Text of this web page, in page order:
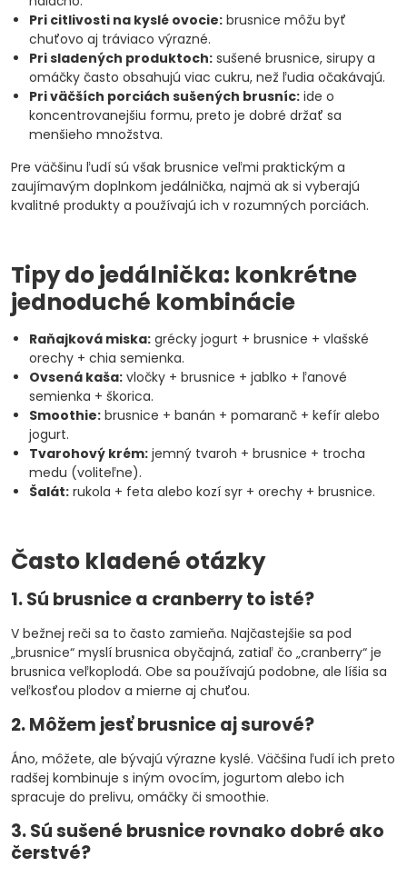
Pri citlivosti na kyslé ovocie: brusnice môžu byť
chuťovo aj tráviaco výrazné.
Pri sladených produktoch: sušené brusnice, sirupy a
omáčky často obsahujú viac cukru, než ľudia očakávajú.
Pri väčších porciách sušených brusníc: ide o
koncentrovanejšiu formu, preto je dobré držať sa
menšieho množstva.
Pre väčšinu ľudí sú však brusnice veľmi praktickým a
zaujímavým doplnkom jedálnička, najmä ak si vyberajú
kvalitné produkty a používajú ich v rozumných porciách.
Tipy do jedálnička: konkrétne
jednoduché kombinácie
Raňajková miska: grécky jogurt + brusnice + vlašské
orechy + chia semienka.
Ovsená kaša: vločky + brusnice + jablko + ľanové
semienka + škorica.
Smoothie: brusnice + banán + pomaranč + kefír alebo
jogurt.
Tvarohový krém: jemný tvaroh + brusnice + trocha
medu (voliteľne).
Šalát: rukola + feta alebo kozí syr + orechy + brusnice.
Často kladené otázky
1. Sú brusnice a cranberry to isté?
V bežnej reči sa to často zamieňa. Najčastejšie sa pod
„brusnice“ myslí brusnica obyčajná, zatiaľ čo „cranberry“ je
brusnica veľkoplodá. Obe sa používajú podobne, ale líšia sa
veľkosťou plodov a mierne aj chuťou.
2. Môžem jesť brusnice aj surové?
Áno, môžete, ale bývajú výrazne kyslé. Väčšina ľudí ich preto
radšej kombinuje s iným ovocím, jogurtom alebo ich
spracuje do prelivu, omáčky či smoothie.
3. Sú sušené brusnice rovnako dobré ako
čerstvé?